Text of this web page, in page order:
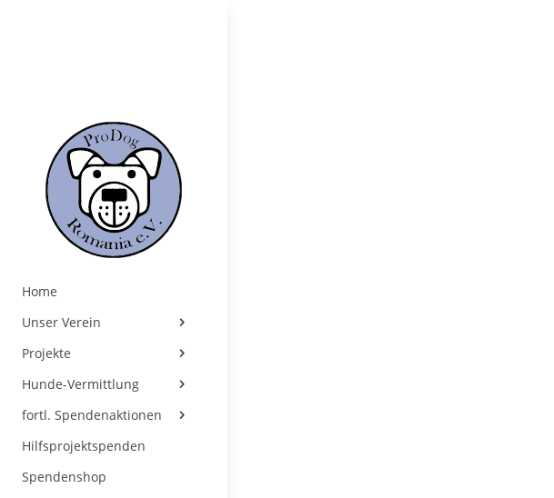
Home
Unser Verein
Projekte
Hunde-Vermittlung
fortl. Spendenaktionen
Hilfsprojektspenden
Spendenshop